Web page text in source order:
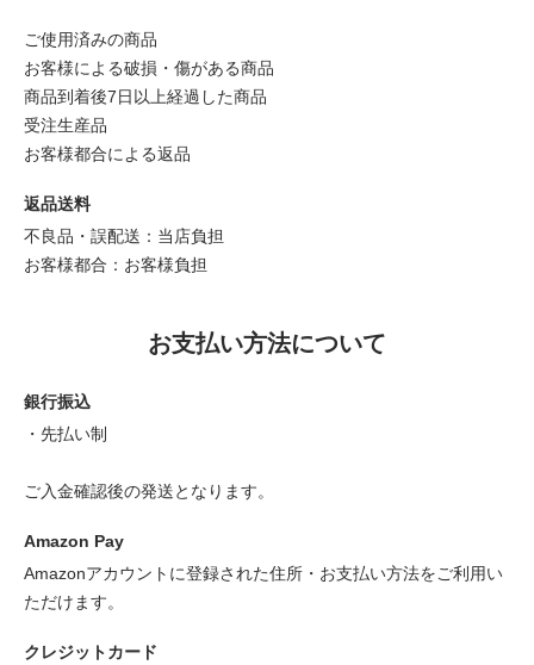
ご使用済みの商品
お客様による破損・傷がある商品
商品到着後7日以上経過した商品
受注生産品
お客様都合による返品
返品送料
不良品・誤配送：当店負担
お客様都合：お客様負担
お支払い方法について
銀行振込
・先払い制
ご入金確認後の発送となります。
Amazon Pay
Amazonアカウントに登録された住所・お支払い方法をご利用い
ただけます。
クレジットカード